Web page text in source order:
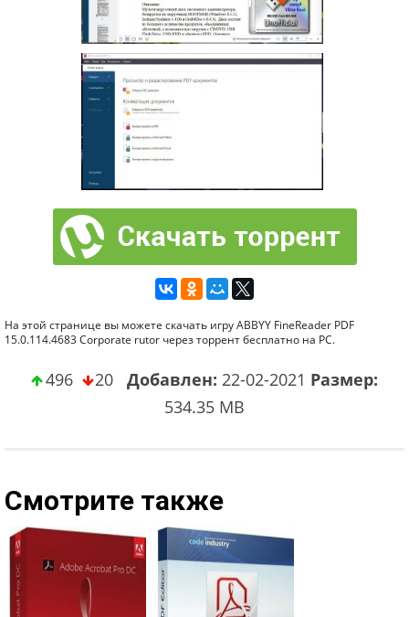
На этой странице вы можете скачать игру ABBYY FineReader PDF
15.0.114.4683 Corporate rutor через торрент бесплатно на PC.
496 20 Добавлен: 22-02-2021 Размер:
534.35 MB
Смотрите также